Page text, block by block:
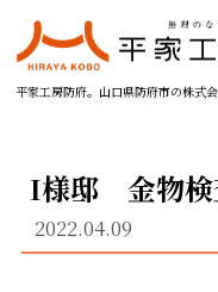
平家工房防府。山口県防府市の株式
I様邸 金物検
2022.04.09